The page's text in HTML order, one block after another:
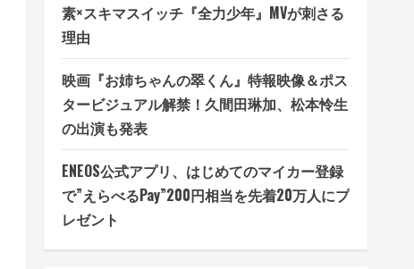
素×スキマスイッチ『全力少年』MVが刺さる
理由
映画『お姉ちゃんの翠くん』特報映像＆ポス
タービジュアル解禁！久間田琳加、松本怜生
の出演も発表
ENEOS公式アプリ、はじめてのマイカー登録
で”えらべるPay”200円相当を先着20万人にプ
レゼント